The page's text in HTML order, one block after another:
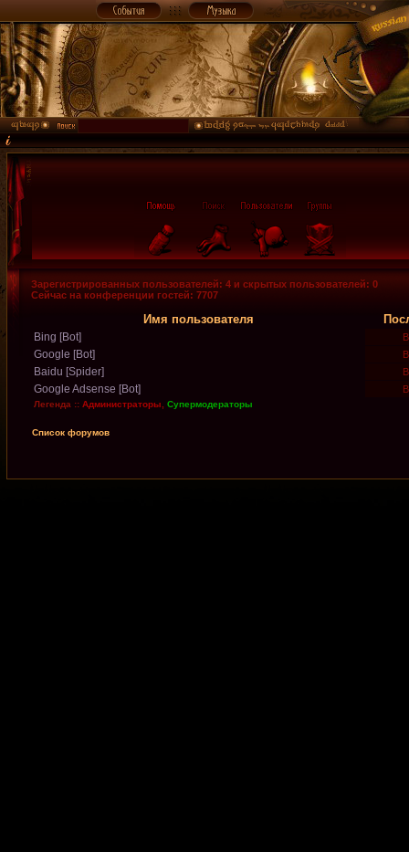
Зарегистрированных пользователей: 4 и скрытых пользователей: 0
Сейчас на конференции гостей: 7707
Имя пользователя
Bing [Bot]
Google [Bot]
Baidu [Spider]
Google Adsense [Bot]
Легенда :: Администраторы Супермодераторы
Список форумов